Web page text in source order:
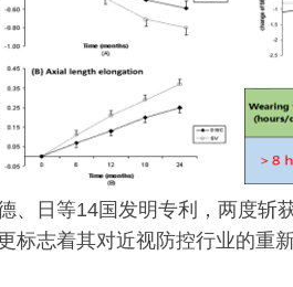
、日等14国发明专利，两度斩
标志着其对近视防控行业的